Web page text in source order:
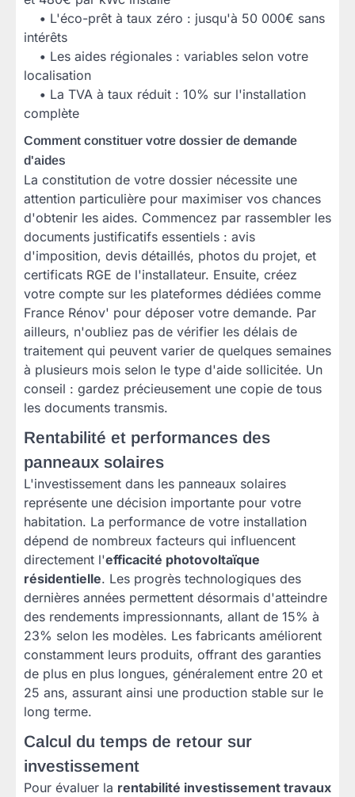
• L'éco-prêt à taux zéro : jusqu'à 50 000€ sans
intérêts
• Les aides régionales : variables selon votre
localisation
• La TVA à taux réduit : 10% sur l'installation
complète
Comment constituer votre dossier de demande
d'aides
La constitution de votre dossier nécessite une
attention particulière pour maximiser vos chances
d'obtenir les aides. Commencez par rassembler les
documents justificatifs essentiels : avis
d'imposition, devis détaillés, photos du projet, et
certificats RGE de l'installateur. Ensuite, créez
votre compte sur les plateformes dédiées comme
France Rénov' pour déposer votre demande. Par
ailleurs, n'oubliez pas de vérifier les délais de
traitement qui peuvent varier de quelques semaines
à plusieurs mois selon le type d'aide sollicitée. Un
conseil : gardez précieusement une copie de tous
les documents transmis.
Rentabilité et performances des
panneaux solaires
L'investissement dans les panneaux solaires
représente une décision importante pour votre
habitation. La performance de votre installation
dépend de nombreux facteurs qui influencent
directement l'efficacité photovoltaïque
résidentielle. Les progrès technologiques des
dernières années permettent désormais d'atteindre
des rendements impressionnants, allant de 15% à
23% selon les modèles. Les fabricants améliorent
constamment leurs produits, offrant des garanties
de plus en plus longues, généralement entre 20 et
25 ans, assurant ainsi une production stable sur le
long terme.
Calcul du temps de retour sur
investissement
Pour évaluer la rentabilité investissement travaux